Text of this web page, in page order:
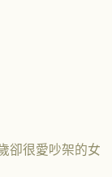
卻很愛吵架的女